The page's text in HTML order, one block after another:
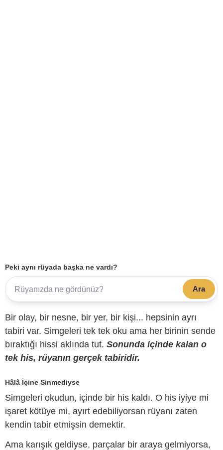
Peki aynı rüyada başka ne vardı?
Ara
Bir olay, bir nesne, bir yer, bir kişi... hepsinin ayrı
tabiri var. Simgeleri tek tek oku ama her birinin sende
bıraktığı hissi aklında tut. Sonunda içinde kalan o
tek his, rüyanın gerçek tabiridir.
Hâlâ İçine Sinmediyse
Simgeleri okudun, içinde bir his kaldı. O his iyiye mi
işaret kötüye mi, ayırt edebiliyorsan rüyanı zaten
kendin tabir etmişsin demektir.
Ama karışık geldiyse, parçalar bir araya gelmiyorsa,